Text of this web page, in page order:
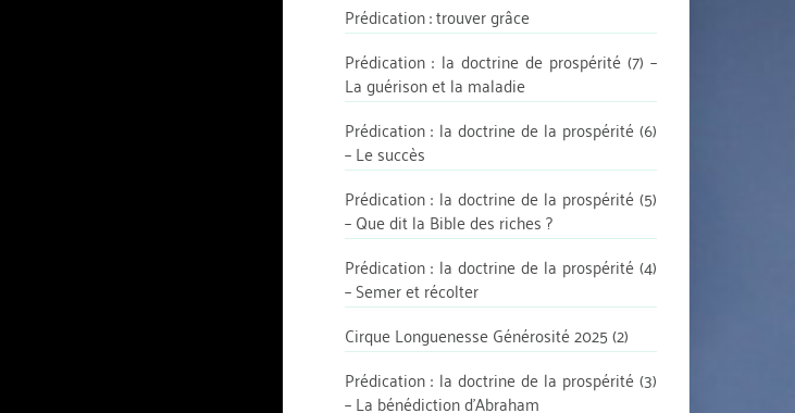
Prédication : trouver grâce
Prédication : la doctrine de prospérité (7) –
La guérison et la maladie
Prédication : la doctrine de la prospérité (6)
– Le succès
Prédication : la doctrine de la prospérité (5)
– Que dit la Bible des riches ?
Prédication : la doctrine de la prospérité (4)
– Semer et récolter
Cirque Longuenesse Générosité 2025 (2)
Prédication : la doctrine de la prospérité (3)
– La bénédiction d’Abraham